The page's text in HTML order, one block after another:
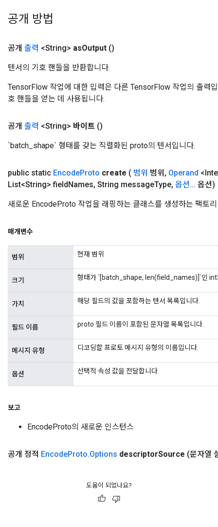
공개 방법
공개 출력 <String> asOutput ()
텐서의 기호 핸들을 반환합니다.
TensorFlow 작업에 대한 입력은 다른 TensorFlow 작업의 출력
호 핸들을 얻는 데 사용됩니다.
공개 출력 <String> 바이트 ()
`batch_shape` 형태를 갖는 직렬화된 proto의 텐서입니다.
public static EncodeProto create ( 범위 범위 , Operand
List<String> fieldNames, String messageType, 옵션... 옵션)
새로운 EncodeProto 작업을 래핑하는 클래스를 생성하는 팩토
매개변수
범위 현재 범위
크기 형태가 `[batch_shape, len(field_names)]`인
가치 해당 필드의 값을 포함하는 텐서 목록입니다.
필드 이름 proto 필드 이름이 포함된 문자열 목록입니다.
메시지 유형 디코딩할 프로토 메시지 유형의 이름입니다.
옵션 선택적 속성 값을 전달합니다.
보고
EncodeProto의 새로운 인스턴스
공개 정적 EncodeProto.Options descriptorSource (문자열
도움이 되었나요?